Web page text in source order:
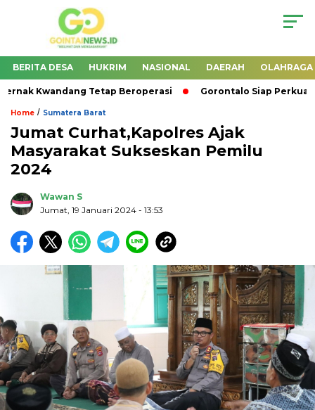
BERITA DESA HUKRIM NASIONAL DAERAH OLAHRAGA
Kwandang Tetap Beroperasi Gorontalo Siap Perkuat
Home / Sumatera Barat
Jumat Curhat,Kapolres Ajak
Masyarakat Sukseskan Pemilu
2024
Wawan S
Jumat, 19 Januari 2024 - 13:53